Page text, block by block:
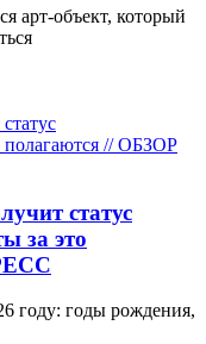
арт-объект, который
статус
за это
году: годы рождения,